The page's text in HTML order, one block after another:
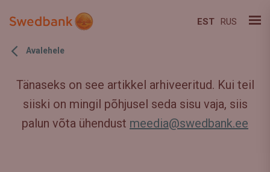
EST RUS
Avalehele
Tänaseks on see artikkel arhiveeritud. Kui teil
siiski on mingil põhjusel seda sisu vaja, siis
palun võta ühendust meedia@swedbank.ee